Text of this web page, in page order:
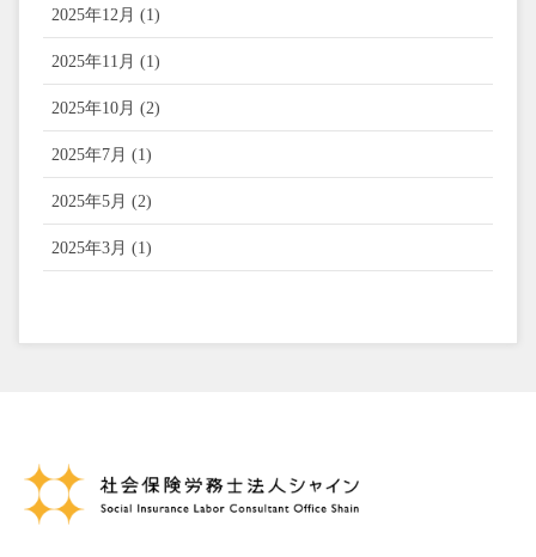
2025年12月 (1)
2025年11月 (1)
2025年10月 (2)
2025年7月 (1)
2025年5月 (2)
2025年3月 (1)